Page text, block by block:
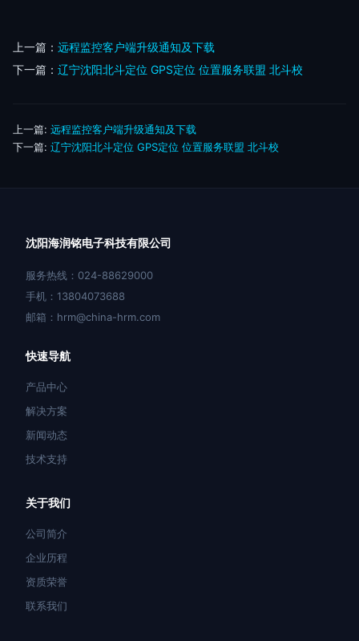
上一篇： 远程监控客户端升级通知及下载
下一篇： 辽宁沈阳北斗定位 GPS定位 位置服务联盟 北斗校
上一篇: 远程监控客户端升级通知及下载
下一篇: 辽宁沈阳北斗定位 GPS定位 位置服务联盟 北斗校
沈阳海润铭电子科技有限公司
服务热线：024-88629000
手机：13804073688
邮箱：hrm@china-hrm.com
快速导航
产品中心
解决方案
新闻动态
技术支持
关于我们
公司简介
企业历程
资质荣誉
联系我们